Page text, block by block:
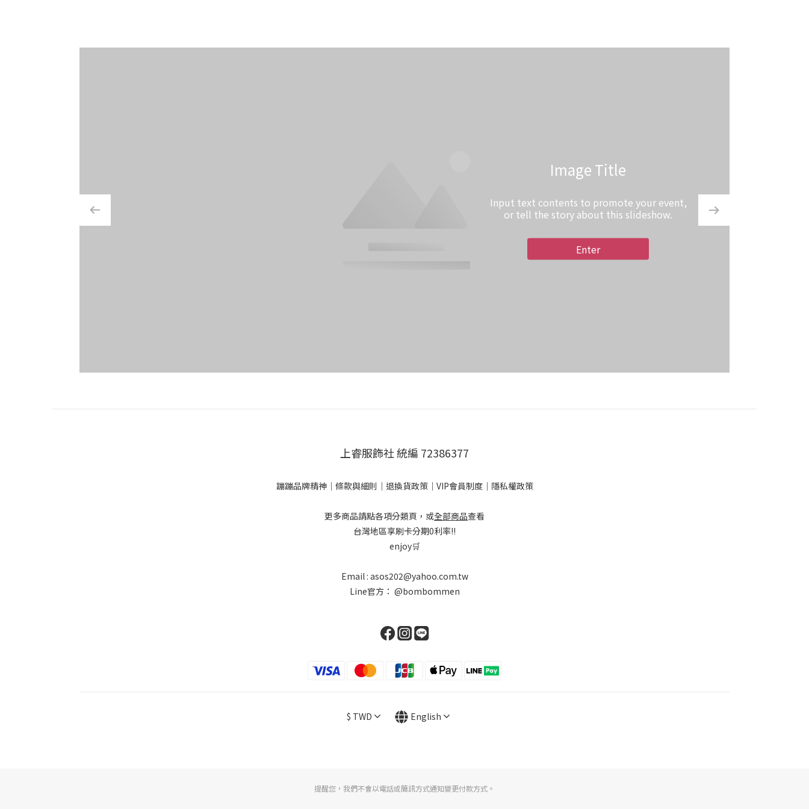
Image Title
Input text contents to promote your event,
or tell the story about this slideshow.
Enter
上睿服飾社 統編 72386377
蹦蹦品牌精神｜ 條款與細則 ｜ 退換貨政策｜ VIP會員制度｜ 隱私權政策
更多商品請點各項分類頁，或全部商品查看
台灣地區享刷卡分期0利率!!
enjoy🛒
Email : asos202@yahoo.com.tw
Line官方： @bombommen
$ TWD English
提醒您，我們不會以電話或簡訊方式通知變更付款方式。